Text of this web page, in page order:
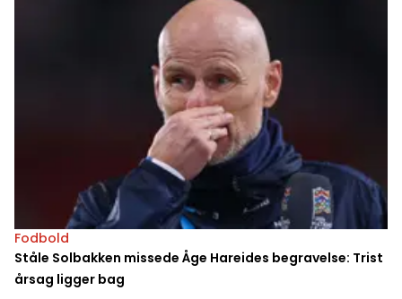
Fodbold
Ståle Solbakken missede Åge Hareides begravelse: Trist
årsag ligger bag